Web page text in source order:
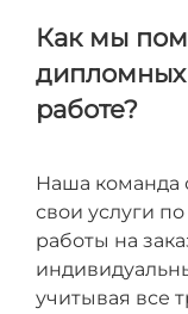
Как мы
дипломных
работе?
Наша команда
свои услуги
работы на
учитывая все